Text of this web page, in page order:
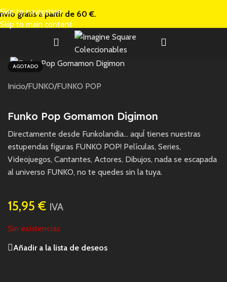
Skip to navigation
Skip to main content
gratis apartir de 60 €.
AGOTADO
Inicio/FUNKO/FUNKO POP
Funko Pop Gomamon Digimon
Directamente desde Funkolandia… aquÍ tienes nuestras
estupendas figuras FUNKO POP! Películas, Series,
Videojuegos, Cantantes, Actores, Dibujos, nada se escapada
al universo FUNKO, no te quedes sin la tuya.
15,95 € IVA
Sin existencias
Añadir a la lista de deseos